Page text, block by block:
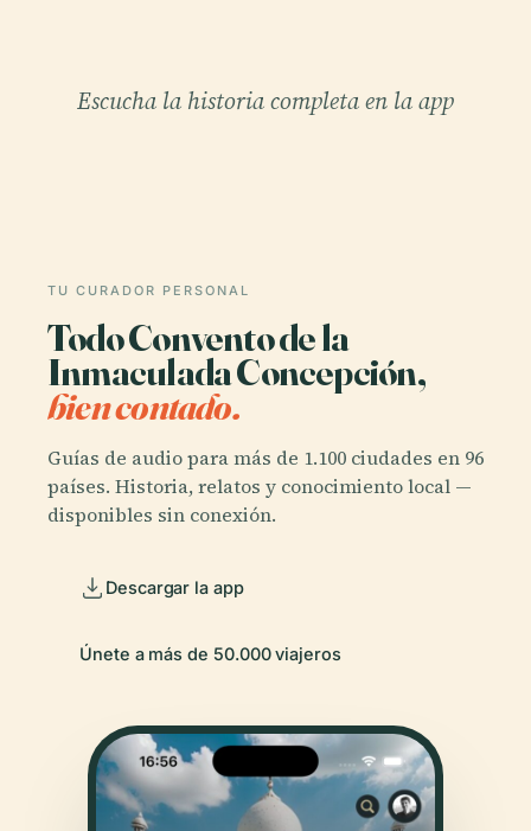
Escucha la historia completa en la app
TU CURADOR PERSONAL
Todo Convento de la
Inmaculada Concepción,
bien contado.
Guías de audio para más de 1.100 ciudades en 96
países. Historia, relatos y conocimiento local —
disponibles sin conexión.
Descargar la app
Únete a más de 50.000 viajeros